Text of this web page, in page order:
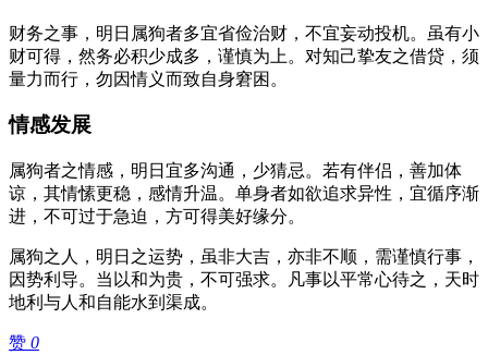
财务之事，明日属狗者多宜省俭治财，不宜妄动投机。虽有小
财可得，然务必积少成多，谨慎为上。对知己挚友之借贷，须
量力而行，勿因情义而致自身窘困。
情感发展
属狗者之情感，明日宜多沟通，少猜忌。若有伴侣，善加体
谅，其情愫更稳，感情升温。单身者如欲追求异性，宜循序渐
进，不可过于急迫，方可得美好缘分。
属狗之人，明日之运势，虽非大吉，亦非不顺，需谨慎行事，
因势利导。当以和为贵，不可强求。凡事以平常心待之，天时
地利与人和自能水到渠成。
赞 0